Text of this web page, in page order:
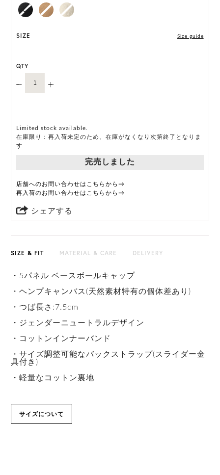
います。
SIZE Size guide
QTY
Limited stock available.
在庫限り：再入荷未定のため、在庫がなくなり次第終了となりま
す
完売しました
店舗へのお問い合わせはこちらから→
再入荷のお問い合わせはこちらから→
シェアする
SIZE & FIT MATERIAL & CARE DELIVERY
・5パネル ベースボールキャップ
・ヘンプキャンバス(天然素材特有の個体差あり)
・つば長さ:7.5cm
・ジェンダーニュートラルデザイン
・コットンインナーバンド
・サイズ調整可能なバックストラップ(スライダー金
具付き)
・軽量なコットン裏地
サイズについて